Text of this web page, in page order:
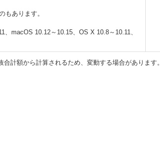
あります。
macOS 10.12～10.15、OS X 10.8～10.11、
計額から計算されるため、変動する場合があります。